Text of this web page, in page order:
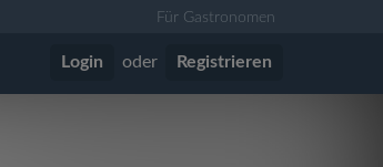
Für Gastronomen
Login oder Registrieren